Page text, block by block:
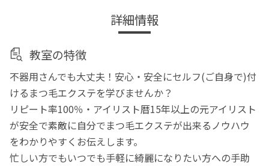
詳細情報
教室の特徴
不器用さんでも大丈夫！安心・安全にセルフ(ご自身で)付
けるまつ毛エクステを学びませんか？
リピート率100％・アイリスト暦15年以上の元アイリスト
が安全で素敵に自分でまつ毛エクステが出来るノウハウ
をわかりやすくお伝えします。
忙しい方でもいつでも手軽に綺麗になりたい方への手助